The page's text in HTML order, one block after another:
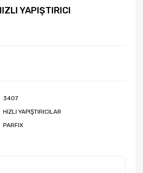
YAPIŞTIRICI
3407
HIZLI YAPIŞTIRICILAR
PARFIX